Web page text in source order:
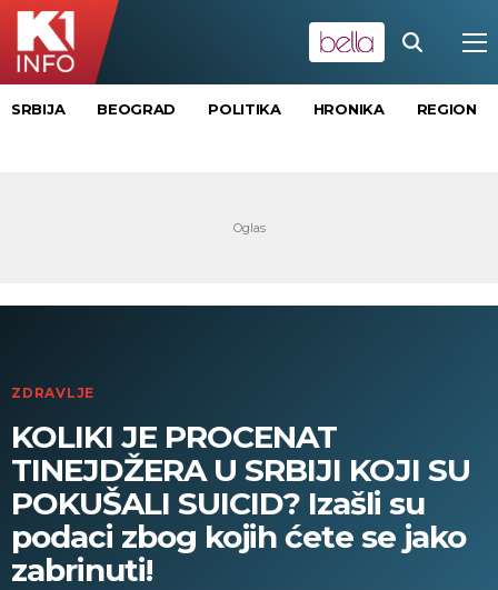
SRBIJA BEOGRAD POLITIKA HRONIKA REGION
ZDRAVLJE
KOLIKI JE PROCENAT
TINEJDŽERA U SRBIJI KOJI SU
POKUŠALI SUICID? Izašli su
podaci zbog kojih ćete se jako
zabrinuti!